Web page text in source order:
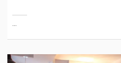
...